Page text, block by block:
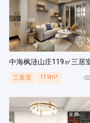
三居室 119m²